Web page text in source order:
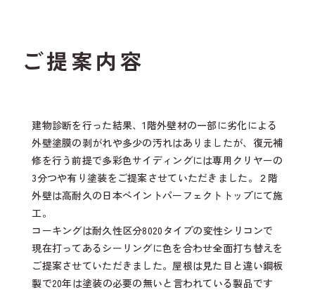
ご提案内容
建物診断を行った結果、1階外壁材の一部に劣化による
外壁塗膜の剥がれや多少の汚れはありましたが、復元補
修を行う前提で多彩色サイディングには専用クリヤーの
3分つや有り塗装をご提案させていただきました。 ２階
外壁は高耐久の日本ペイントパーフェクトトップにて施
工。
コーキングは耐久性区分8020タイプの変性シリコンで
現在打ってあるシーリングに色を合わせ全面打ち替えを
ご提案させていただきました。屋根は見た目と違い鋼板
製で20年は塗装の必要の無いと言われている製品です